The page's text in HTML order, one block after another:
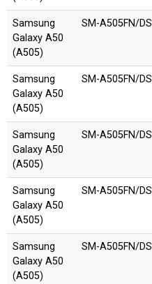
Samsung
Galaxy A50
(A505)
SM-A505FN/DS
Samsung
Galaxy A50
(A505)
SM-A505FN/DS
Samsung
Galaxy A50
(A505)
SM-A505FN/DS
Samsung
Galaxy A50
(A505)
SM-A505FN/DS
Samsung
Galaxy A50
(A505)
SM-A505FN/DS